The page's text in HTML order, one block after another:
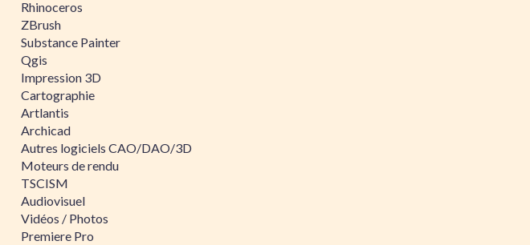
Rhinoceros
ZBrush
Substance Painter
Qgis
Impression 3D
Cartographie
Artlantis
Archicad
Autres logiciels CAO/DAO/3D
Moteurs de rendu
TSCISM
Audiovisuel
Vidéos / Photos
Premiere Pro